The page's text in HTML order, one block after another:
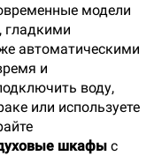
модели
автоматическими
и
воду,
или используете
шкафы с